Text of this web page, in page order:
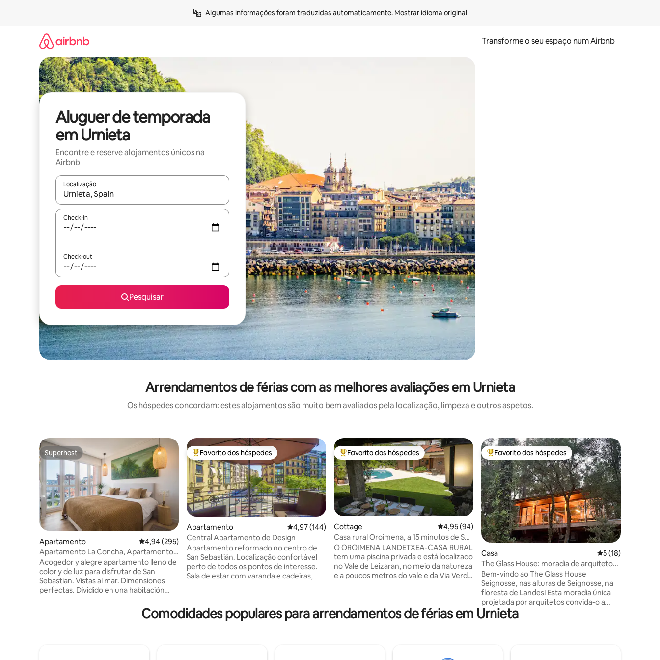
Algumas informações foram traduzidas automaticamente. Mostrar idioma original
Transforme o seu espaço num Airbnb
Aluguer de temporada
em Urnieta
Encontre e reserve alojamentos únicos na
Airbnb
Localização
Quando os resultados estiverem disponíveis, navegue com as teclas de seta para cima e para baixo ou explore com gestos de toque ou deslize.
Check-in
Check-out
Pesquisar
Arrendamentos de férias com as melhores avaliações em Urnieta
Os hóspedes concordam: estes alojamentos são muito bem avaliados pela localização, limpeza e outros aspetos.
Superhost
Superhost
Apartamento Classificação média de 4,94 em 5 estrelas, 295avaliações
4,94 (295)
Apartamento La Concha, Apartamento
estúdio La Concha
Acogedor y alegre apartamento lleno de
color y de luz para disfrutar de San
Sebastian. Vistas al mar. Dimensiones
perfectas. Dividido en una habitación
salón comedor amplio con un sofá super
cómodo y cuadros modernos, una cocina
Favoritos dos hóspedes mais apreciados
Favorito dos hóspedes
Apartamento Classificação média de 4,97 em 5 estrelas, 144avaliações
4,97 (144)
Central Apartamento de Design
Apartamento reformado no centro de
San Sebastián. Localização confortável
perto de todos os pontos de interesse.
Sala de estar com varanda e cadeiras,
máquina de lavar e secar, micro-ondas,
fogão de vidro — tudo da Siemens. Dois
Favoritos dos hóspedes mais apreciados
Favorito dos hóspedes
Cottage Classificação média de 4,95 em 5 estrelas, 94avaliações
4,95 (94)
Casa rural Oroimena, a 15 minutos de San
Sebastián
O OROIMENA LANDETXEA-CASA RURAL
tem uma piscina privada e está localizado
no Vale de Leizaran, no meio da natureza
e a poucos metros do vale e da Via Verde
equipada, 6 quartos, 3 casas de banho
completas, sala de jogos com ping-pong,
Favoritos dos hóspedes mais apreciados
Favorito dos hóspedes
Casa Classificação
5 (18)
The Glass House: moradia de arquiteto
eco-chique
Bem-vindo ao The Glass House
Seignosse, nas alturas de Seignosse, na
floresta de Landes! Esta moradia única
projetada por arquitetos convida-o a
relaxar num verdadeiro casulo de calma
e luz. Totalmente construída em
Comodidades populares para arrendamentos de férias em Urnieta